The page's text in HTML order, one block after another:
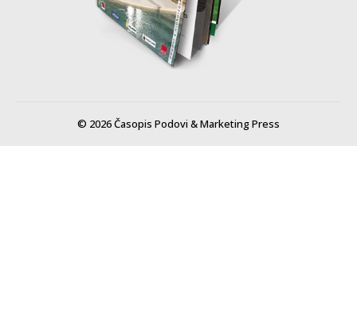
© 2026 Časopis Podovi & Marketing Press